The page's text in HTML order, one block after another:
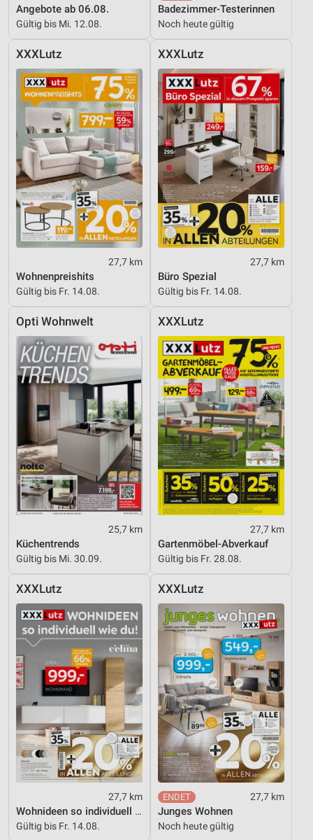
Angebote ab 06.08.
Gültig bis Mi. 12.08.
Badezimmer-Testerinnen
Noch heute gültig
XXXLutz
27,7 km
Wohnenpreishits
Gültig bis Fr. 14.08.
XXXLutz
27,7 km
Büro Spezial
Gültig bis Fr. 14.08.
Opti Wohnwelt
25,7 km
Küchentrends
Gültig bis Mi. 30.09.
XXXLutz
27,7 km
Gartenmöbel-Abverkauf
Gültig bis Fr. 28.08.
XXXLutz
27,7 km
Wohnideen so individuell wie du!
Gültig bis Fr. 14.08.
XXXLutz
27,7 km
Junges Wohnen
Noch heute gültig
Inhalten
IAB-Besonderheiten:
Verwendung genauer Standortdaten
Geräte anhand von aktiv angeforderten
Informationen identifizieren
Nicht-IAB-Verarbeitungszwecke:
Notwendig
Performance
Funktional
Werbung